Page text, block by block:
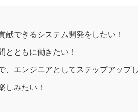
献できるシステム開発をしたい！
とともに働きたい！
、エンジニアとしてステップアップ
しみたい！